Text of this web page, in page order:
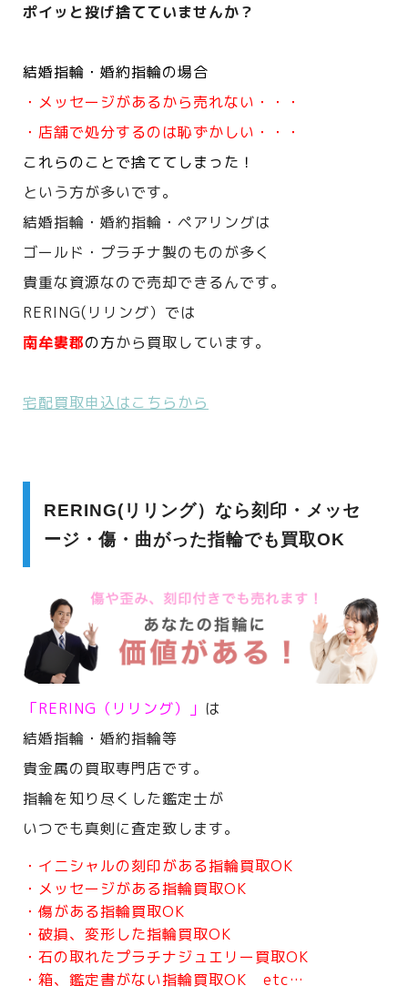
ポイッと投げ捨てていませんか？
結婚指輪・婚約指輪の場合
・メッセージがあるから売れない・・・
・店舗で処分するのは恥ずかしい・・・
これらのことで捨ててしまった！
という方が多いです。
結婚指輪・婚約指輪・ペアリングは
ゴールド・プラチナ製のものが多く
貴重な資源なので売却できるんです。
RERING(リリング）では
南牟婁郡の方から買取しています。
宅配買取申込はこちらから
RERING(リリング）なら刻印・メッセ
ージ・傷・曲がった指輪でも買取OK
「RERING（リリング）」 は
結婚指輪・婚約指輪等
貴金属の買取専門店です。
指輪を知り尽くした鑑定士が
いつでも真剣に査定致します。
・イニシャルの刻印がある指輪買取OK
・メッセージがある指輪買取OK
・傷がある指輪買取OK
・破損、変形した指輪買取OK
・石の取れたプラチナジュエリー買取OK
・箱、鑑定書がない指輪買取OK etc…